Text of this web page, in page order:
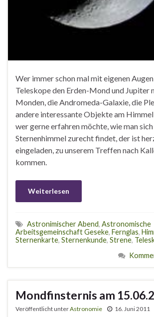
Wer immer schon mal mit eigenen
Teleskope den Erden-Mond und Jupiter
Monden, die Andromeda-Galaxie, die
andere interessante Objekte am
wer gerne erfahren möchte, wie man
Sternenhimmel zurecht findet, der ist
eingeladen, zu unserem Treffen nach
kommen.
Weiterlesen
Astronimischer Abend, Astronomische
Arbeitsgemeinschaft Geseke, Fernglas,
Sternenkarte, Sternenkunde, Strene,
Mondfinsternis am
Veröffentlicht unterAstronomie 16. Juni 2011